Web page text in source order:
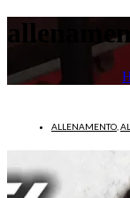
ALLENAMENTO